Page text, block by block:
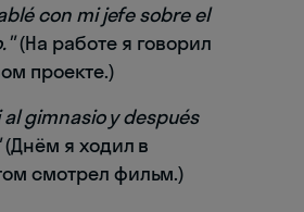
con mi jefe sobre el
(На работе я говорил
проекте.)
gimnasio y después
(Днём я ходил в
смотрел фильм.)